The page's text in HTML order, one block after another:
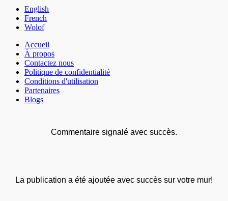
English
French
Wolof
Accueil
À propos
Contactez nous
Politique de confidentialité
Conditions d'utilisation
Partenaires
Blogs
Commentaire signalé avec succès.
La publication a été ajoutée avec succès sur votre mur!